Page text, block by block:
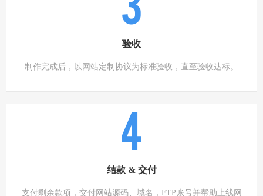
3
验收
制作完成后，以网站定制协议为标准验收，直至验收达标。
4
结款 & 交付
支付剩余款项，交付网站源码、域名，FTP账号并帮助上线网